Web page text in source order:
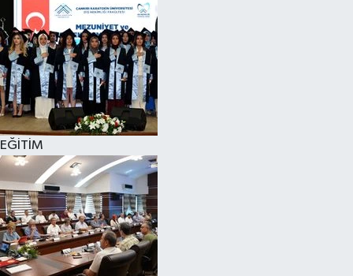
EĞİTİM
SİYASET
SPOR
TEKNOLOJİ
VİZYONDAKİLER
YAŞAM